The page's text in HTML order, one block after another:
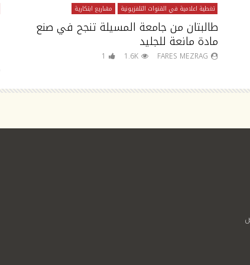
تغطية اعلامية في القنوات التلفزيونية مشاريع ابتكارية
طالبتان من جامعة المسيلة تنجح في صنع
مادة مانعة للجليد
FARES MEZRAG
1.6K
1